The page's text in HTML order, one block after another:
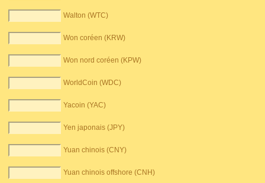
Walton (WTC)
Won coréen (KRW)
Won nord coréen (KPW)
WorldCoin (WDC)
Yacoin (YAC)
Yen japonais (JPY)
Yuan chinois (CNY)
Yuan chinois offshore (CNH)